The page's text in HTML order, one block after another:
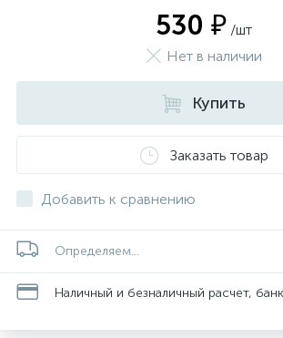
530 ₽ /шт
Нет в наличии
Купить
Заказать товар
Добавить к сравнению
Определяем...
Наличный и безналичный расчет,